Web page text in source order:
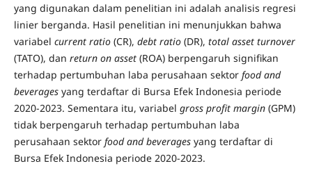
yang digunakan dalam penelitian ini adalah analisis regresi
linier berganda. Hasil penelitian ini menunjukkan bahwa
variabel current ratio(CR), debt ratio(DR), total asset turnover
(TATO), dan return on asset(ROA) berpengaruh signifikan
terhadap pertumbuhan laba perusahaan sektor food and
beveragesyang terdaftar di Bursa Efek Indonesia periode
2020-2023. Sementara itu, variabel gross profit margin(GPM)
tidak berpengaruh terhadap pertumbuhan laba
perusahaan sektor food and beveragesyang terdaftar di
Bursa Efek Indonesia periode 2020-2023.